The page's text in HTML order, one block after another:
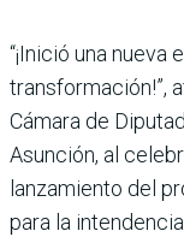
“¡Inició una nueva
transformación!”,
Cámara de
Asunción, al
lanzamiento del
para la